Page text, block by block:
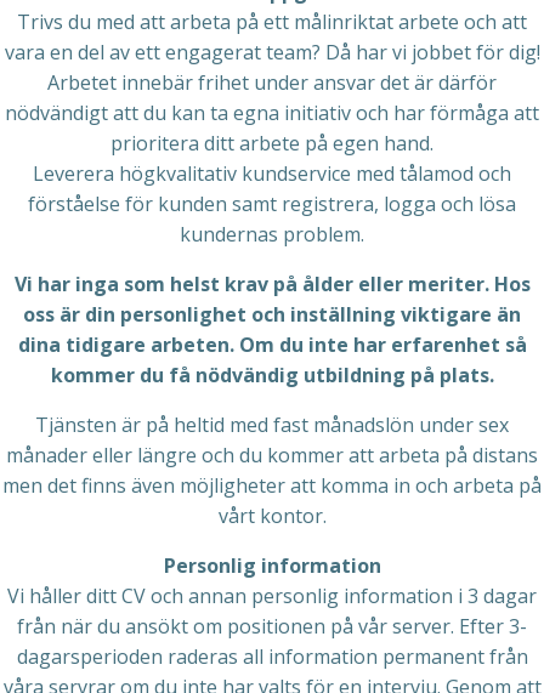
Trivs du med att arbeta på ett målinriktat arbete och att
vara en del av ett engagerat team? Då har vi jobbet för dig!
Arbetet innebär frihet under ansvar det är därför
nödvändigt att du kan ta egna initiativ och har förmåga att
prioritera ditt arbete på egen hand.
Leverera högkvalitativ kundservice med tålamod och
förståelse för kunden samt registrera, logga och lösa
kundernas problem.
Vi har inga som helst krav på ålder eller meriter. Hos
oss är din personlighet och inställning viktigare än
dina tidigare arbeten. Om du inte har erfarenhet så
kommer du få nödvändig utbildning på plats.
Tjänsten är på heltid med fast månadslön under sex
månader eller längre och du kommer att arbeta på distans
men det finns även möjligheter att komma in och arbeta på
vårt kontor.
Personlig information
Vi håller ditt CV och annan personlig information i 3 dagar
från när du ansökt om positionen på vår server. Efter 3-
dagarsperioden raderas all information permanent från
våra servrar om du inte har valts för en intervju. Genom att